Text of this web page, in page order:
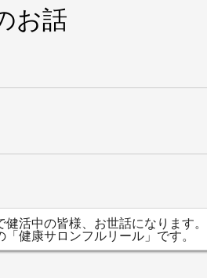
お話
健活中の皆様、お世話になります
「健康サロンフルリール」です。